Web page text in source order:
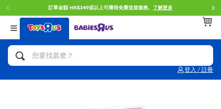
訂單金額 HK$349或以上可獲得免費送貨服務。 了解更多
登入 / 註冊
返回
分類目錄
人氣英雄,角色扮演,射擊玩具
返回
品牌
Brunch Brother 早午餐兄弟
返回
年齢
0~2歳